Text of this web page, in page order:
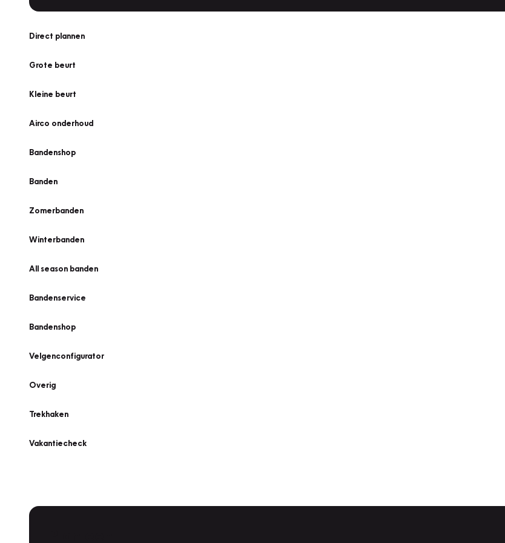
Direct plannen
Grote beurt
Kleine beurt
Airco onderhoud
Bandenshop
Banden
Zomerbanden
Winterbanden
All season banden
Bandenservice
Bandenshop
Velgenconfigurator
Overig
Trekhaken
Vakantiecheck